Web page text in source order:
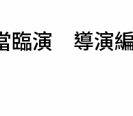
運勢
臨演 導演